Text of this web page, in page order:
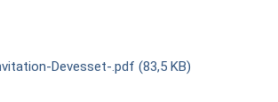
Devesset-.pdf (83,5 KB)